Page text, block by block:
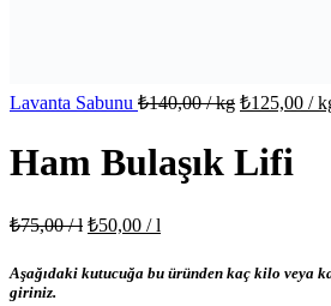
Lavanta Sabunu ₺140,00/ kg ₺125,00 /
Ham Bulaşık Lifi
₺75,00/ l ₺50,00 / l
Aşağıdaki kutucuğa bu üründen kaç kilo veya
giriniz.